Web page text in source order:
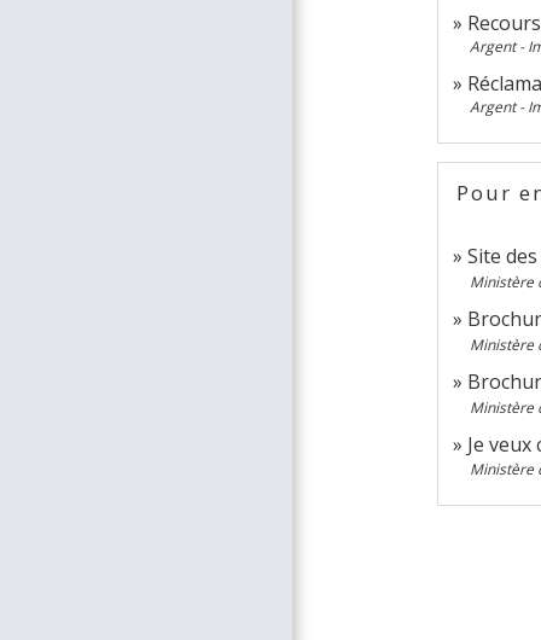
Argent -
Argent -
Pour
Site
Ministère
Ministère
Ministère
Je
Ministère